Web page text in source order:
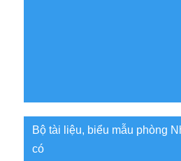
Bộ tài liệu, biểu mẫu phòng
có